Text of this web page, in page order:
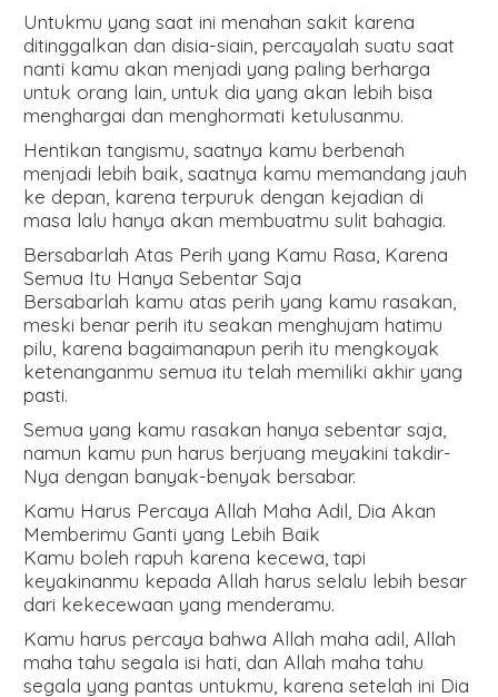
Untukmu yang saat ini menahan sakit karena
ditinggalkan dan disia-siain, percayalah suatu saat
nanti kamu akan menjadi yang paling berharga
untuk orang lain, untuk dia yang akan lebih bisa
menghargai dan menghormati ketulusanmu.
Hentikan tangismu, saatnya kamu berbenah
menjadi lebih baik, saatnya kamu memandang jauh
ke depan, karena terpuruk dengan kejadian di
masa lalu hanya akan membuatmu sulit bahagia.
Bersabarlah Atas Perih yang Kamu Rasa, Karena
Semua Itu Hanya Sebentar Saja
Bersabarlah kamu atas perih yang kamu rasakan,
meski benar perih itu seakan menghujam hatimu
pilu, karena bagaimanapun perih itu mengkoyak
ketenanganmu semua itu telah memiliki akhir yang
pasti.
Semua yang kamu rasakan hanya sebentar saja,
namun kamu pun harus berjuang meyakini takdir-
Nya dengan banyak-benyak bersabar.
Kamu Harus Percaya Allah Maha Adil, Dia Akan
Memberimu Ganti yang Lebih Baik
Kamu boleh rapuh karena kecewa, tapi
keyakinanmu kepada Allah harus selalu lebih besar
dari kekecewaan yang menderamu.
Kamu harus percaya bahwa Allah maha adil, Allah
maha tahu segala isi hati, dan Allah maha tahu
segala yang pantas untukmu, karena setelah ini Dia